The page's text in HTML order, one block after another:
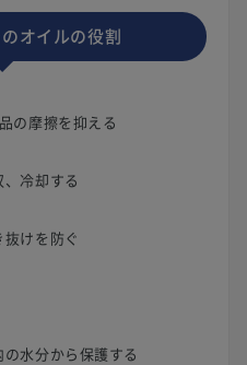
オイルの役割
の摩擦を抑える
冷却する
けを防ぐ
水分から保護する